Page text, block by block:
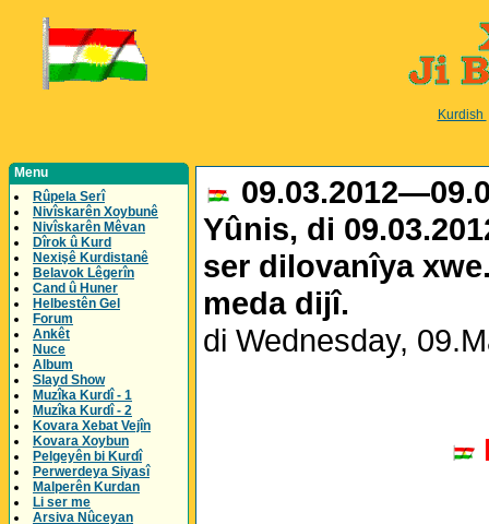
Kurdish
Menu
Rûpela Serî
Nivîskarên Xoybunê
Nivîskarên Mêvan
Dîrok û Kurd
Nexişê Kurdistanê
Belavok Lêgerîn
Cand û Huner
Helbestên Gel
Forum
Ankêt
Nuce
Album
Slayd Show
Muzîka Kurdî - 1
Muzîka Kurdî - 2
Kovara Xebat Vejîn
Kovara Xoybun
Pelgeyên bi Kurdî
Perwerdeya Siyasî
Malperên Kurdan
Li ser me
Arsiva Nûceyan
Yûnis, di
ser dilovanîya
meda dijî.
di Wednesday,